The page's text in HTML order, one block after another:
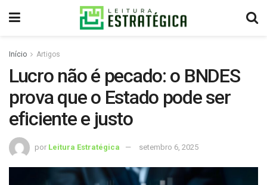
Início Artigos
Lucro não é pecado: o BNDES
prova que o Estado pode ser
eficiente e justo
por Leitura Estratégica setembro 6, 2025